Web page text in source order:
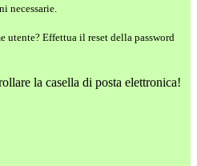
necessarie.
utente? Effettua il reset della password
la casella di posta elettronica!